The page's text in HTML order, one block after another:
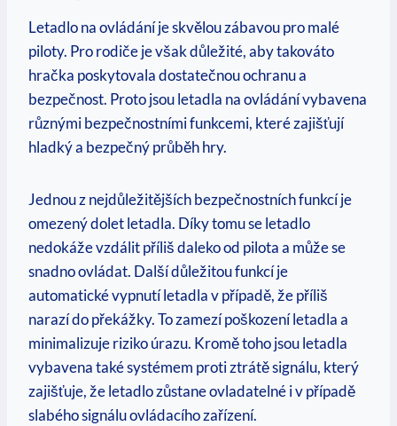
Letadlo na ovládání je skvělou zábavou pro malé
piloty. Pro rodiče je však důležité, aby takováto
hračka poskytovala dostatečnou ochranu a
bezpečnost. Proto jsou letadla na ovládání vybavena
různými bezpečnostními funkcemi, které zajišťují
hladký a bezpečný průběh hry.
Jednou z nejdůležitějších bezpečnostních funkcí je
omezený dolet letadla. Díky tomu se letadlo
nedokáže vzdálit příliš daleko od pilota a může se
snadno ovládat. Další důležitou funkcí je
automatické vypnutí letadla v případě, že příliš
narazí do překážky. To zamezí poškození letadla a
minimalizuje riziko úrazu. Kromě toho jsou letadla
vybavena také systémem proti ztrátě signálu, který
zajišťuje, že letadlo zůstane ovladatelné i v případě
slabého signálu ovládacího zařízení.